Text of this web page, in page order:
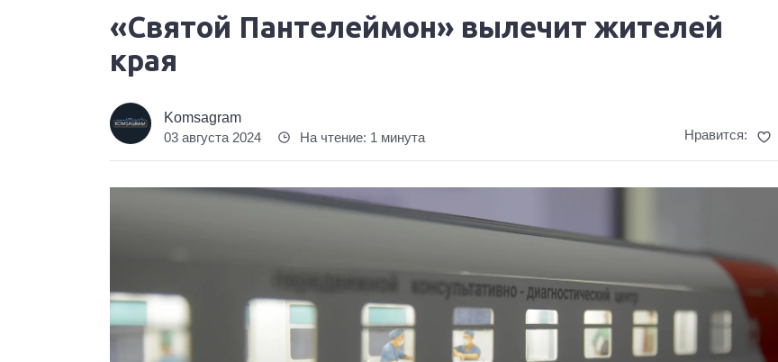
«Святой Пантелеймон» вылечит жителей
края
Komsagram
03 августа 2024 На чтение: 1 минута Нравится: